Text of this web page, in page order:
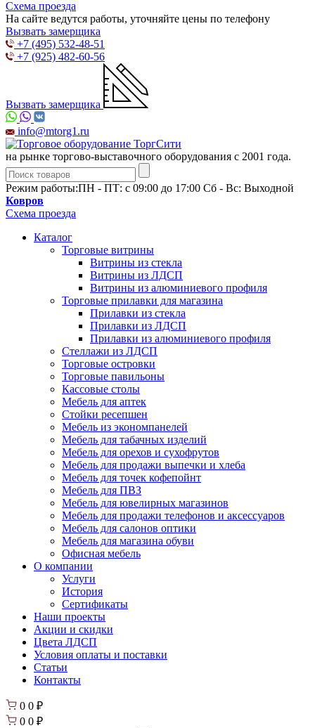
Схема проезда
На сайте ведутся работы, уточняйте цены по телефону
Вызвать замерщика
+7 (495) 532-48-51
+7 (925) 482-60-56
Вызвать замерщика
info@mtorg1.ru
на рынке торгово-выставочного оборудования с 2001 года.
Режим работы:ПН - ПТ: с 09:00 до 17:00 Сб - Вс: Выходной
Ковров
Схема проезда
Каталог
Торговые витрины
Витрины из cтекла
Витрины из ЛДСП
Витрины из алюминиевого профиля
Торговые прилавки для магазина
Прилавки из стекла
Прилавки из ЛДСП
Прилавки из алюминиевого профиля
Стеллажи из ЛДСП
Торговые островки
Торговые павильоны
Кассовые столы
Мебель для аптек
Стойки ресепшен
Мебель из экономпанелей
Мебель для табачных изделий
Мебель для орехов и сухофрутов
Мебель для продажи выпечки и хлеба
Мебель для точек кофепойнт
Мебель для ПВЗ
Мебель для ювелирных магазинов
Мебель для продажи телефонов и аксессуаров
Мебель для салонов оптики
Мебель для магазина обуви
Офисная мебель
О компании
Услуги
История
Сертификаты
Наши проекты
Акции и скидки
Цвета ЛДСП
Условия оплаты и поставки
Статьи
Контакты
0 0 ₽
0 0 ₽